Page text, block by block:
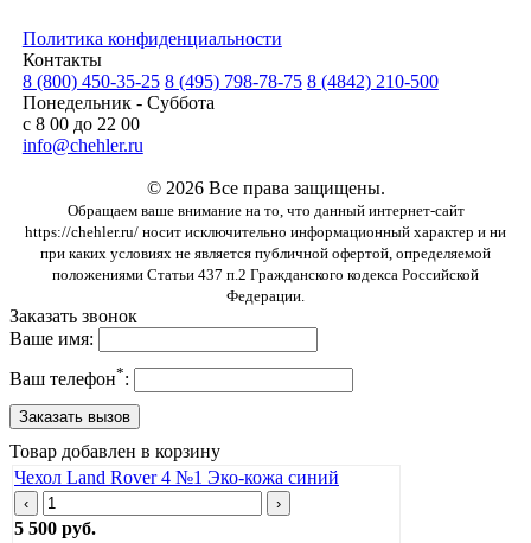
Политика конфиденциальности
Контакты
8 (800) 450-35-25 8 (495) 798-78-75 8 (4842) 210-500
Понедельник - Суббота
с 8 00 до 22 00
info@chehler.ru
© 2026 Все права защищены.
Обращаем ваше внимание на то, что данный интернет-сайт
https://chehler.ru/ носит исключительно информационный характер и ни
при каких условиях не является публичной офертой, определяемой
положениями Статьи 437 п.2 Гражданского кодекса Российской
Федерации.
Заказать звонок
Ваше имя:
Ваш телефон*:
Товар добавлен в корзину
Чехол Land Rover 4 №1 Эко-кожа синий
‹ ›
5 500 руб.